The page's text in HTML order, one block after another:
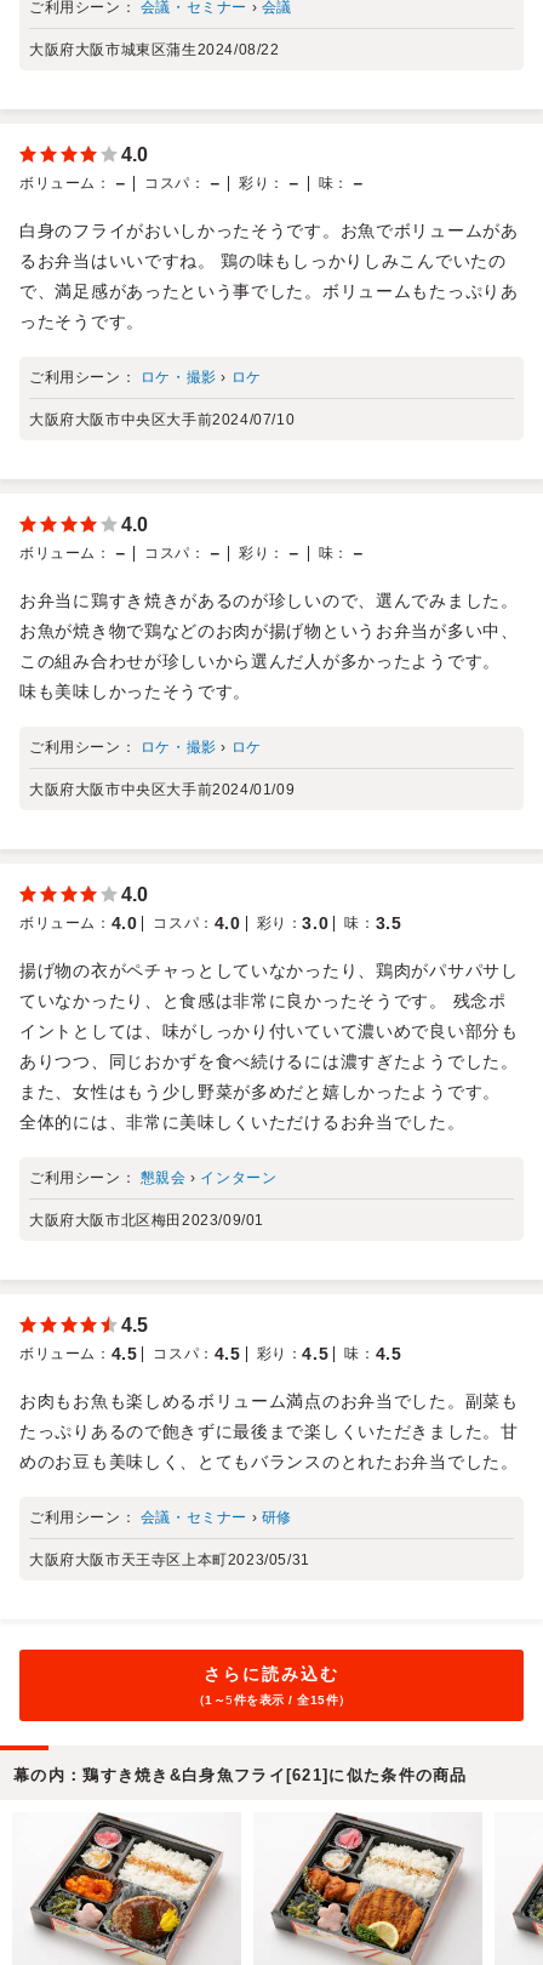
ご利用シーン： 会議・セミナー › 会議
大阪府大阪市城東区蒲生2024/08/22
4.0
ボリューム ： － コスパ ： － 彩り ： － 味 ： －
白身のフライがおいしかったそうです。お魚でボリュームがあ
るお弁当はいいですね。 鶏の味もしっかりしみこんでいたの
で、満足感があったという事でした。ボリュームもたっぷりあ
ったそうです。
ご利用シーン： ロケ・撮影 › ロケ
大阪府大阪市中央区大手前2024/07/10
4.0
ボリューム ： － コスパ ： － 彩り ： － 味 ： －
お弁当に鶏すき焼きがあるのが珍しいので、選んでみました。
お魚が焼き物で鶏などのお肉が揚げ物というお弁当が多い中、
この組み合わせが珍しいから選んだ人が多かったようです。
味も美味しかったそうです。
ご利用シーン： ロケ・撮影 › ロケ
大阪府大阪市中央区大手前2024/01/09
4.0
ボリューム ： 4.0 コスパ ： 4.0 彩り ：3.0 味 ： 3.5
揚げ物の衣がペチャっとしていなかったり、鶏肉がパサパサし
ていなかったり、と食感は非常に良かったそうです。 残念ポ
イントとしては、味がしっかり付いていて濃いめで良い部分も
ありつつ、同じおかずを食べ続けるには濃すぎたようでした。
また、女性はもう少し野菜が多めだと嬉しかったようです。
全体的には、非常に美味しくいただけるお弁当でした。
ご利用シーン： 懇親会 › インターン
大阪府大阪市北区梅田 2023/09/01
4.5
ボリューム ： 4.5 コスパ ： 4.5 彩り ：4.5 味 ： 4.5
お肉もお魚も楽しめるボリューム満点のお弁当でした。副菜も
たっぷりあるので飽きずに最後まで楽しくいただきました。甘
めのお豆も美味しく、とてもバランスのとれたお弁当でした。
ご利用シーン： 会議・セミナー › 研修
大阪府大阪市天王寺区上本町2023/05/31
さらに読み込む
（1～5件を表示 / 全15件）
幕の内：鶏すき焼き&白身魚フライ[621]に似た条件の商品